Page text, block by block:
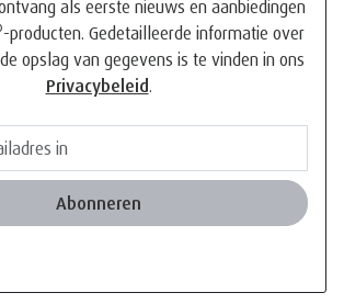
als eerste nieuws en aanbiedingen
-producten. Gedetailleerde informatie over
opslag van gegevens is te vinden in ons
Privacybeleid.
Abonneren